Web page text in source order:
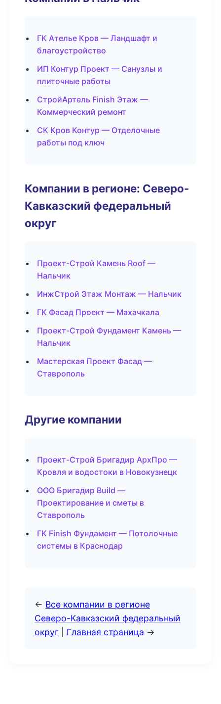
ГК Ателье Кров — Ландшафт и
благоустройство
ИП Контур Проект — Санузлы и
плиточные работы
СтройАртель Finish Этаж —
Коммерческий ремонт
СК Кров Контур — Отделочные
работы под ключ
Компании в регионе: Северо-
Кавказский федеральный
округ
Проект-Строй Камень Roof —
Нальчик
ИнжСтрой Этаж Монтаж — Нальчик
ГК Фасад Проект — Махачкала
Проект-Строй Фундамент Камень —
Нальчик
Мастерская Проект Фасад —
Ставрополь
Другие компании
Проект-Строй Бригадир АрхПро —
Кровля и водостоки в Новокузнецк
ООО Бригадир Build —
Проектирование и сметы в
Ставрополь
ГК Finish Фундамент — Потолочные
системы в Краснодар
← Все компании в регионе
Северо-Кавказский федеральный
округ
Главная страница →